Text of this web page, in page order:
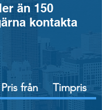
än 150
kontakta
Pris från Timpris